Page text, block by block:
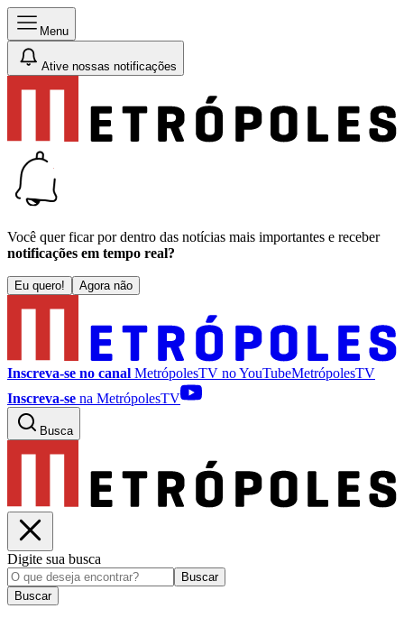
Menu
Ative nossas notificações
Você quer ficar por dentro das notícias mais importantes e receber
notificações em tempo real?
Eu quero! Agora não
Inscreva-se no canal MetrópolesTV noYouTubeMetrópolesTV
Inscreva-se na MetrópolesTV
Busca
Digite sua busca
Buscar
Buscar